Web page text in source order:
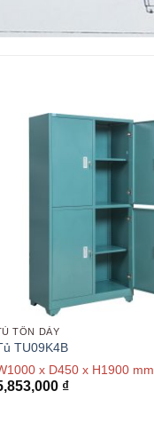
TÔN DÀY
TU09K4B
x D450 x H1900 mm
₫